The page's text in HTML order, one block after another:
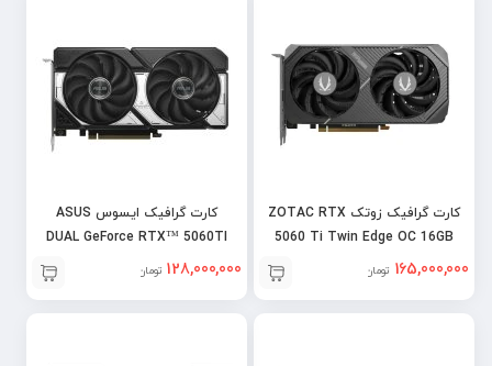
کارت گرافیک زوتک ZOTAC RTX
5060 Ti Twin Edge OC 16GB
165,000,000 تومان
کارت گرافیک ایسوس ASUS
DUAL GeForce RTX™ 5060TI
128,000,000 تومان